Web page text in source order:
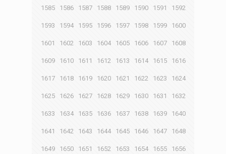
1585 1586 1587 1588 1589 1590 1591 1592
1593 1594 1595 1596 1597 1598 1599 1600
1601 1602 1603 1604 1605 1606 1607 1608
1609 1610 1611 1612 1613 1614 1615 1616
1617 1618 1619 1620 1621 1622 1623 1624
1625 1626 1627 1628 1629 1630 1631 1632
1633 1634 1635 1636 1637 1638 1639 1640
1641 1642 1643 1644 1645 1646 1647 1648
1649 1650 1651 1652 1653 1654 1655 1656